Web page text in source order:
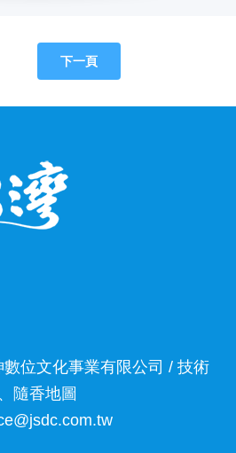
下一頁
位文化事業有限公司 / 技術
、隨香地圖